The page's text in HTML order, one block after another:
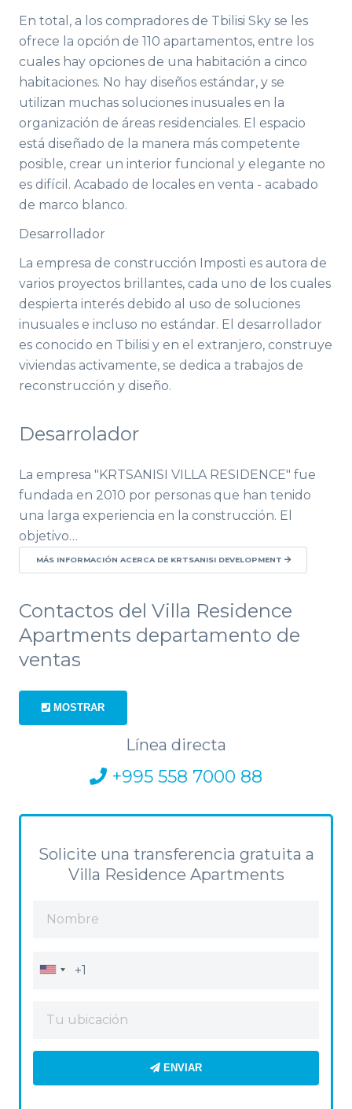
En total, a los compradores de Tbilisi Sky se les
ofrece la opción de 110 apartamentos, entre los
cuales hay opciones de una habitación a cinco
habitaciones. No hay diseños estándar, y se
utilizan muchas soluciones inusuales en la
organización de áreas residenciales. El espacio
está diseñado de la manera más competente
posible, crear un interior funcional y elegante no
es difícil. Acabado de locales en venta - acabado
de marco blanco.
Desarrollador
La empresa de construcción Imposti es autora de
varios proyectos brillantes, cada uno de los cuales
despierta interés debido al uso de soluciones
inusuales e incluso no estándar. El desarrollador
es conocido en Tbilisi y en el extranjero, construye
viviendas activamente, se dedica a trabajos de
reconstrucción y diseño.
Desarrolador
La empresa "KRTSANISI VILLA RESIDENCE" fue
fundada en 2010 por personas que han tenido
una larga experiencia en la construcción. El
objetivo…
MÁS INFORMACIÓN ACERCA DE KRTSANISI DEVELOPMENT
Contactos del Villa Residence
Apartments departamento de
ventas
MOSTRAR
Línea directa
+995 558 7000 88
Solicite una transferencia gratuita a
Villa Residence Apartments
ENVIAR